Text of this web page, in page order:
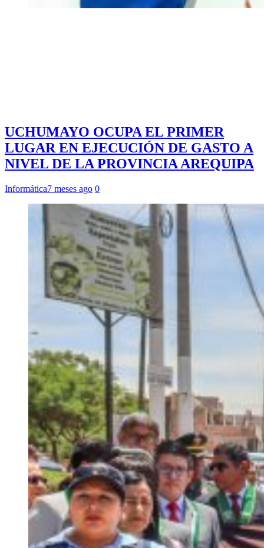
UCHUMAYO OCUPA EL PRIMER
LUGAR EN EJECUCIÓN DE GASTO A
NIVEL DE LA PROVINCIA AREQUIPA
Informática7 meses ago 0